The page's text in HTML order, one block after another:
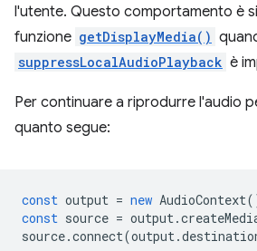
l'utente. Questo comportamento è
funzione getDisplayMedia()
suppressLocalAudioPlayback è
Per continuare a riprodurre l'audio
quanto segue:
const output = new AudioContext
const source = output.
source.connect(output.